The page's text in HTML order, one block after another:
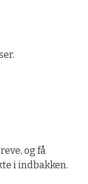
og få
i indbakken.